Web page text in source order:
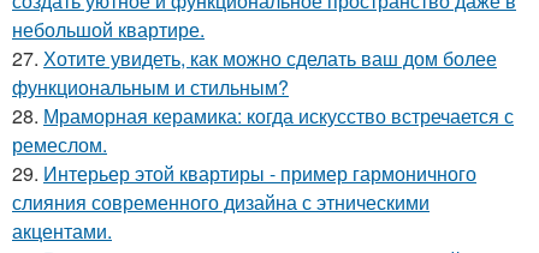
небольшой квартире.
27. Хотите увидеть, как можно сделать ваш дом более
функциональным и стильным?
28. Мраморная керамика: когда искусство встречается с
ремеслом.
29. Интерьер этой квартиры - пример гармоничного
слияния современного дизайна с этническими
акцентами.